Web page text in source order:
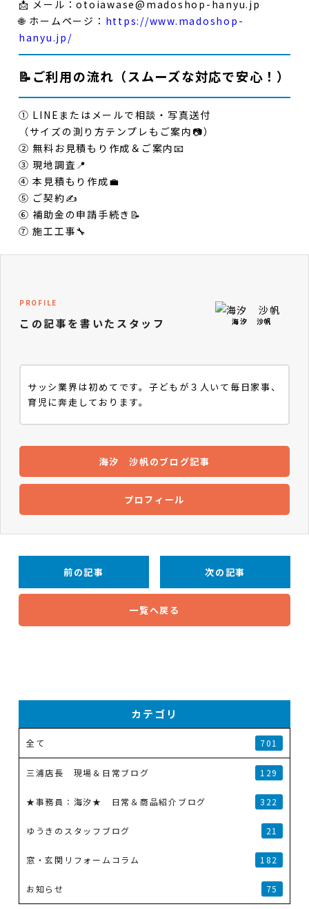
📩 メール ：otoiawase@madoshop-hanyu.jp
🌐 ホームページ ： https://www.madoshop-
hanyu.jp/
📝ご利用の流れ（スムーズな対応で安心！）
① LINEまたはメールで相談・写真送付
（サイズの測り方テンプレもご案内📷）
② 無料お見積もり作成＆ご案内📧
③ 現地調査📍
④ 本見積もり作成💼
⑤ ご契約✍
⑥ 補助金の申請手続き📝
⑦ 施工工事🔧
PROFILE
この記事を書いたスタッフ 海汐 沙帆
サッシ業界は初めてです。子どもが３人いて毎日家事、
育児に奔走しております。
海汐 沙帆のブログ記事
プロフィール
前の記事 次の記事
一覧へ戻る
カテゴリ
全て 701
三浦店長 現場＆日常ブログ 129
★事務員：海汐★ 日常＆商品紹介ブログ 322
ゆうきのスタッフブログ 21
窓・玄関リフォームコラム 182
お知らせ 75